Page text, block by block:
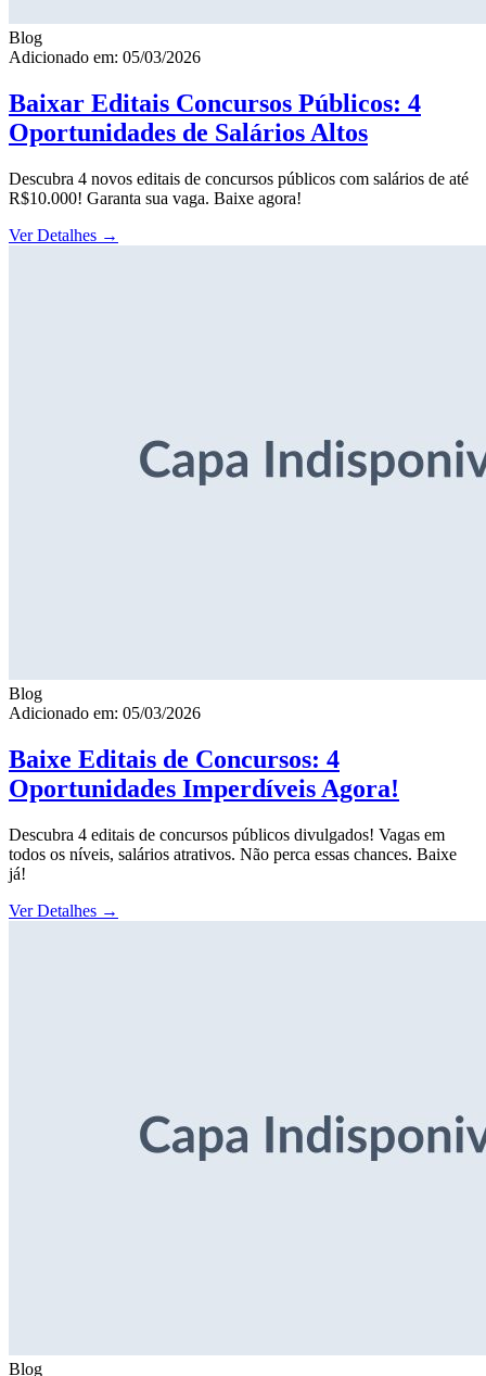
Blog
Adicionado em: 05/03/2026
Baixar Editais Concursos Públicos: 4
Oportunidades de Salários Altos
Descubra 4 novos editais de concursos públicos com salários de até
R$10.000! Garanta sua vaga. Baixe agora!
Ver Detalhes →
Blog
Adicionado em: 05/03/2026
Baixe Editais de Concursos: 4
Oportunidades Imperdíveis Agora!
Descubra 4 editais de concursos públicos divulgados! Vagas em
todos os níveis, salários atrativos. Não perca essas chances. Baixe
já!
Ver Detalhes →
Blog